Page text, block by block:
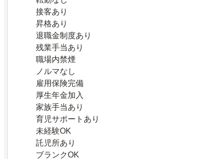
接客あり
昇格あり
退職金制度あり
残業手当あり
職場内禁煙
ノルマなし
雇用保険完備
厚生年金加入
家族手当あり
育児サポートあり
未経験OK
託児所あり
ブランクOK